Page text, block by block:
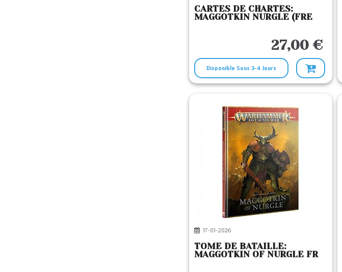
CARTES DE CHARTES:
MAGGOTKIN NURGLE (FRE
27,00 €
Disponible Sous 3-4 Jours
17-01-2026
TOME DE BATAILLE:
MAGGOTKIN OF NURGLE FR